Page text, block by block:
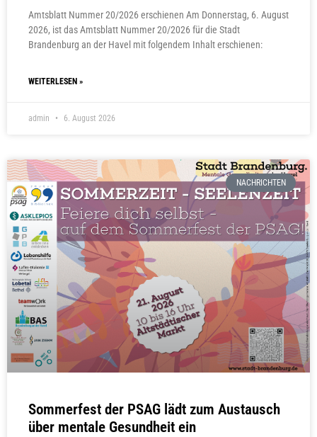
Amtsblatt Nummer 20/2026 erschienen Am Donnerstag, 6. August
2026, ist das Amtsblatt Nummer 20/2026 für die Stadt
Brandenburg an der Havel mit folgendem Inhalt erschienen:
WEITERLESEN »
admin 6. August 2026
NACHRICHTEN
Sommerfest der PSAG lädt zum Austausch
über mentale Gesundheit ein